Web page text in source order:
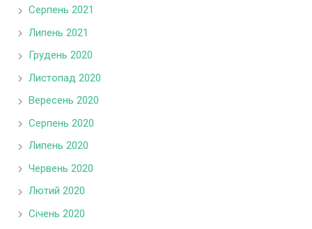
Серпень 2021
Липень 2021
Грудень 2020
Листопад 2020
Вересень 2020
Серпень 2020
Липень 2020
Червень 2020
Лютий 2020
Січень 2020